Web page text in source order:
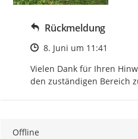
Rückmeldung
Zeitpunkt des Erstellens
8. Juni um 11:41
Vielen Dank für Ihren
den zuständigen Bereich
Offline